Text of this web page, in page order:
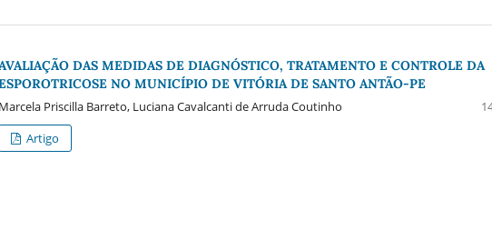
DAS MEDIDAS DE DIAGNÓSTICO, TRATAMENTO E CONTROLE DA
NO MUNICÍPIO DE VITÓRIA DE SANTO ANTÃO-PE
Marcela Priscilla Barreto, Luciana Cavalcanti de Arruda Coutinho
Artigo